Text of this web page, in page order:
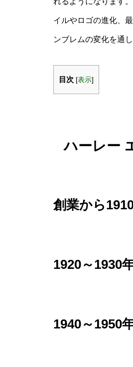
イルやロゴの進化、
ンブレムの変化を通
目次 [表示]
ハーレー
創業から
1920～1930
1940～1950